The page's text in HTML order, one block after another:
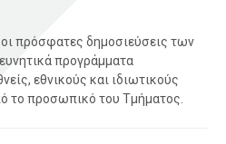
πρόσφατες δημοσιεύσεις των
προγράμματα
εθνικούς και ιδιωτικούς
το προσωπικό του Τμήματος.